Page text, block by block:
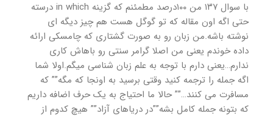
با سوال ۱۳۷ من ۱۰۰درصد مطمئنم که گزینه in which درسته
حتی اگه اون مقاله که تو گوگل هست هم چیز دیگه ای
نوشته باشه.من زبان رو به صورت گشتاری که چامسکی ارائه
داده خوندم یعنی من اصلا گرامر سنتی رو باهاش کاری
ندارم…یعنی دارم با توجه به علم زبان شناسی میگم.اولا شما
اگه جمله را ترجمه کنید وقتی برسید به اونجا که مگه”” که
مسافرت می کنند…”” حالا ما احتیاج به یک حرف اضافه داریم
که بتونه جمله کامل بشه””در دریاهای آزاد”” هیچ کدوم از